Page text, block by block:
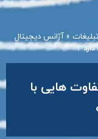
تبلیغات » آژانس دیجیتال
؟
هایی با